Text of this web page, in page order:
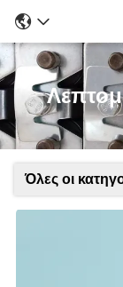
Όλες οι